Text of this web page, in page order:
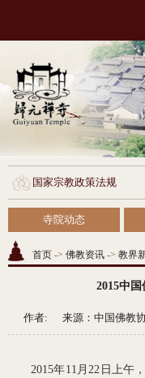
国家宗教政策法规
寺院动态
首页 -> 佛教资讯 -> 教界
2015中
作者: 来源： 中国佛教
2015年11月22日上午